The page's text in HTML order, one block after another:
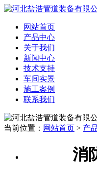
网站首页
产品中心
关于我们
新闻中心
技术支持
车间实景
施工案例
联系我们
当前位置： 网站首页 > 产
消